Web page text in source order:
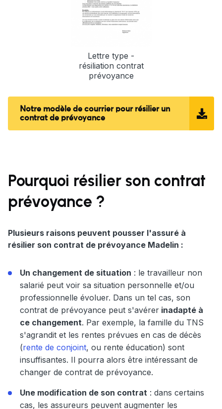
Lettre type -
résiliation contrat
prévoyance
Notre modèle de courrier pour résilier un
contrat de prévoyance
Pourquoi résilier son contrat
prévoyance ?
Plusieurs raisons peuvent pousser l'assuré à
résilier son contrat de prévoyance Madelin :
Un changement de situation : le travailleur non
salarié peut voir sa situation personnelle et/ou
professionnelle évoluer. Dans un tel cas, son
contrat de prévoyance peut s'avérer inadapté à
ce changement. Par exemple, la famille du TNS
s'agrandit et les rentes prévues en cas de décès
(rente de conjoint, ou rente éducation) sont
insuffisantes. Il pourra alors être intéressant de
changer de contrat de prévoyance.
Une modification de son contrat : dans certains
cas, les assureurs peuvent augmenter les